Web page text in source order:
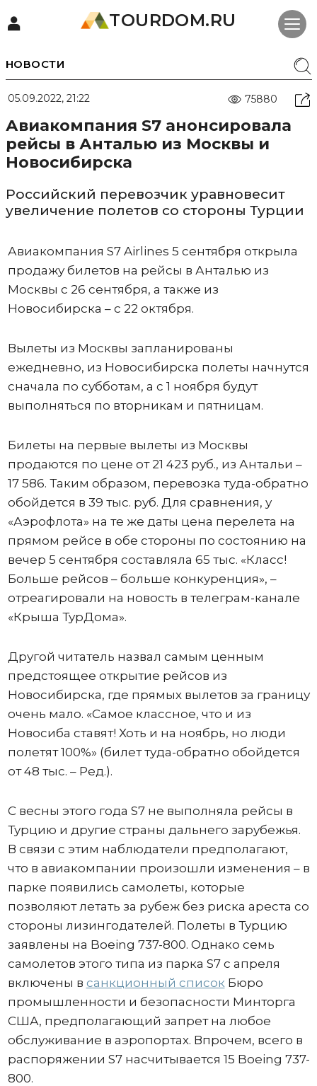
TOURDOM.RU
НОВОСТИ
05.09.2022, 21:22 75880
Авиакомпания S7 анонсировала
рейсы в Анталью из Москвы и
Новосибирска
Российский перевозчик уравновесит
увеличение полетов со стороны Турции
Авиакомпания S7 Airlines 5 сентября открыла
продажу билетов на рейсы в Анталью из
Москвы с 26 сентября, а также из
Новосибирска – с 22 октября.
Вылеты из Москвы запланированы
ежедневно, из Новосибирска полеты начнутся
сначала по субботам, а с 1 ноября будут
выполняться по вторникам и пятницам.
Билеты на первые вылеты из Москвы
продаются по цене от 21 423 руб., из Антальи –
17 586. Таким образом, перевозка туда-обратно
обойдется в 39 тыс. руб. Для сравнения, у
«Аэрофлота» на те же даты цена перелета на
прямом рейсе в обе стороны по состоянию на
вечер 5 сентября составляла 65 тыс. «Класс!
Больше рейсов – больше конкуренция», –
отреагировали на новость в телеграм-канале
«Крыша ТурДома».
Другой читатель назвал самым ценным
предстоящее открытие рейсов из
Новосибирска, где прямых вылетов за границу
очень мало. «Самое классное, что и из
Новосиба ставят! Хоть и на ноябрь, но люди
полетят 100%» (билет туда-обратно обойдется
от 48 тыс. – Ред.).
С весны этого года S7 не выполняла рейсы в
Турцию и другие страны дальнего зарубежья.
В связи с этим наблюдатели предполагают,
что в авиакомпании произошли изменения – в
парке появились самолеты, которые
позволяют летать за рубеж без риска ареста со
стороны лизингодателей. Полеты в Турцию
заявлены на Boeing 737-800. Однако семь
самолетов этого типа из парка S7 с апреля
включены в санкционный списокБюро
промышленности и безопасности Минторга
США, предполагающий запрет на любое
обслуживание в аэропортах. Впрочем, всего в
распоряжении S7 насчитывается 15 Boeing 737-
800.